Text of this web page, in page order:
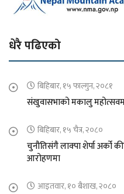
धेरै पढिएको
बिहिबार, १५ फाल्गुन, २०८१
संखुवासभाको मकालु
बिहिबार, १५ चैत्र, २०८०
चुनौतिसंगै लाक्पा शेर्पा अर्को
आरोहणमा
आइतवार, १० बैशाख, २०८०